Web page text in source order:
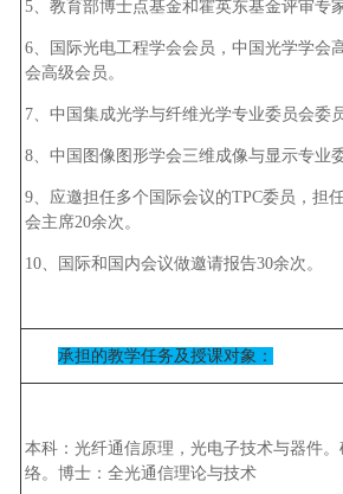
5、教育部博士点基金和霍英东基金评审专家
6、国际光电工程学会会员，中国光学学会
会高级会员。
7、中国集成光学与纤维光学专业委员会委员
8、中国图像图形学会三维成像与显示专业
9、应邀担任多个国际会议的TPC委员，担
会主席20余次。
10、国际和国内会议做邀请报告30余次。
承担的教学任务及授课对象：
本科：光纤通信原理，光电子技术与器件。
络。博士：全光通信理论与技术